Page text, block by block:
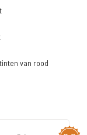
van rood